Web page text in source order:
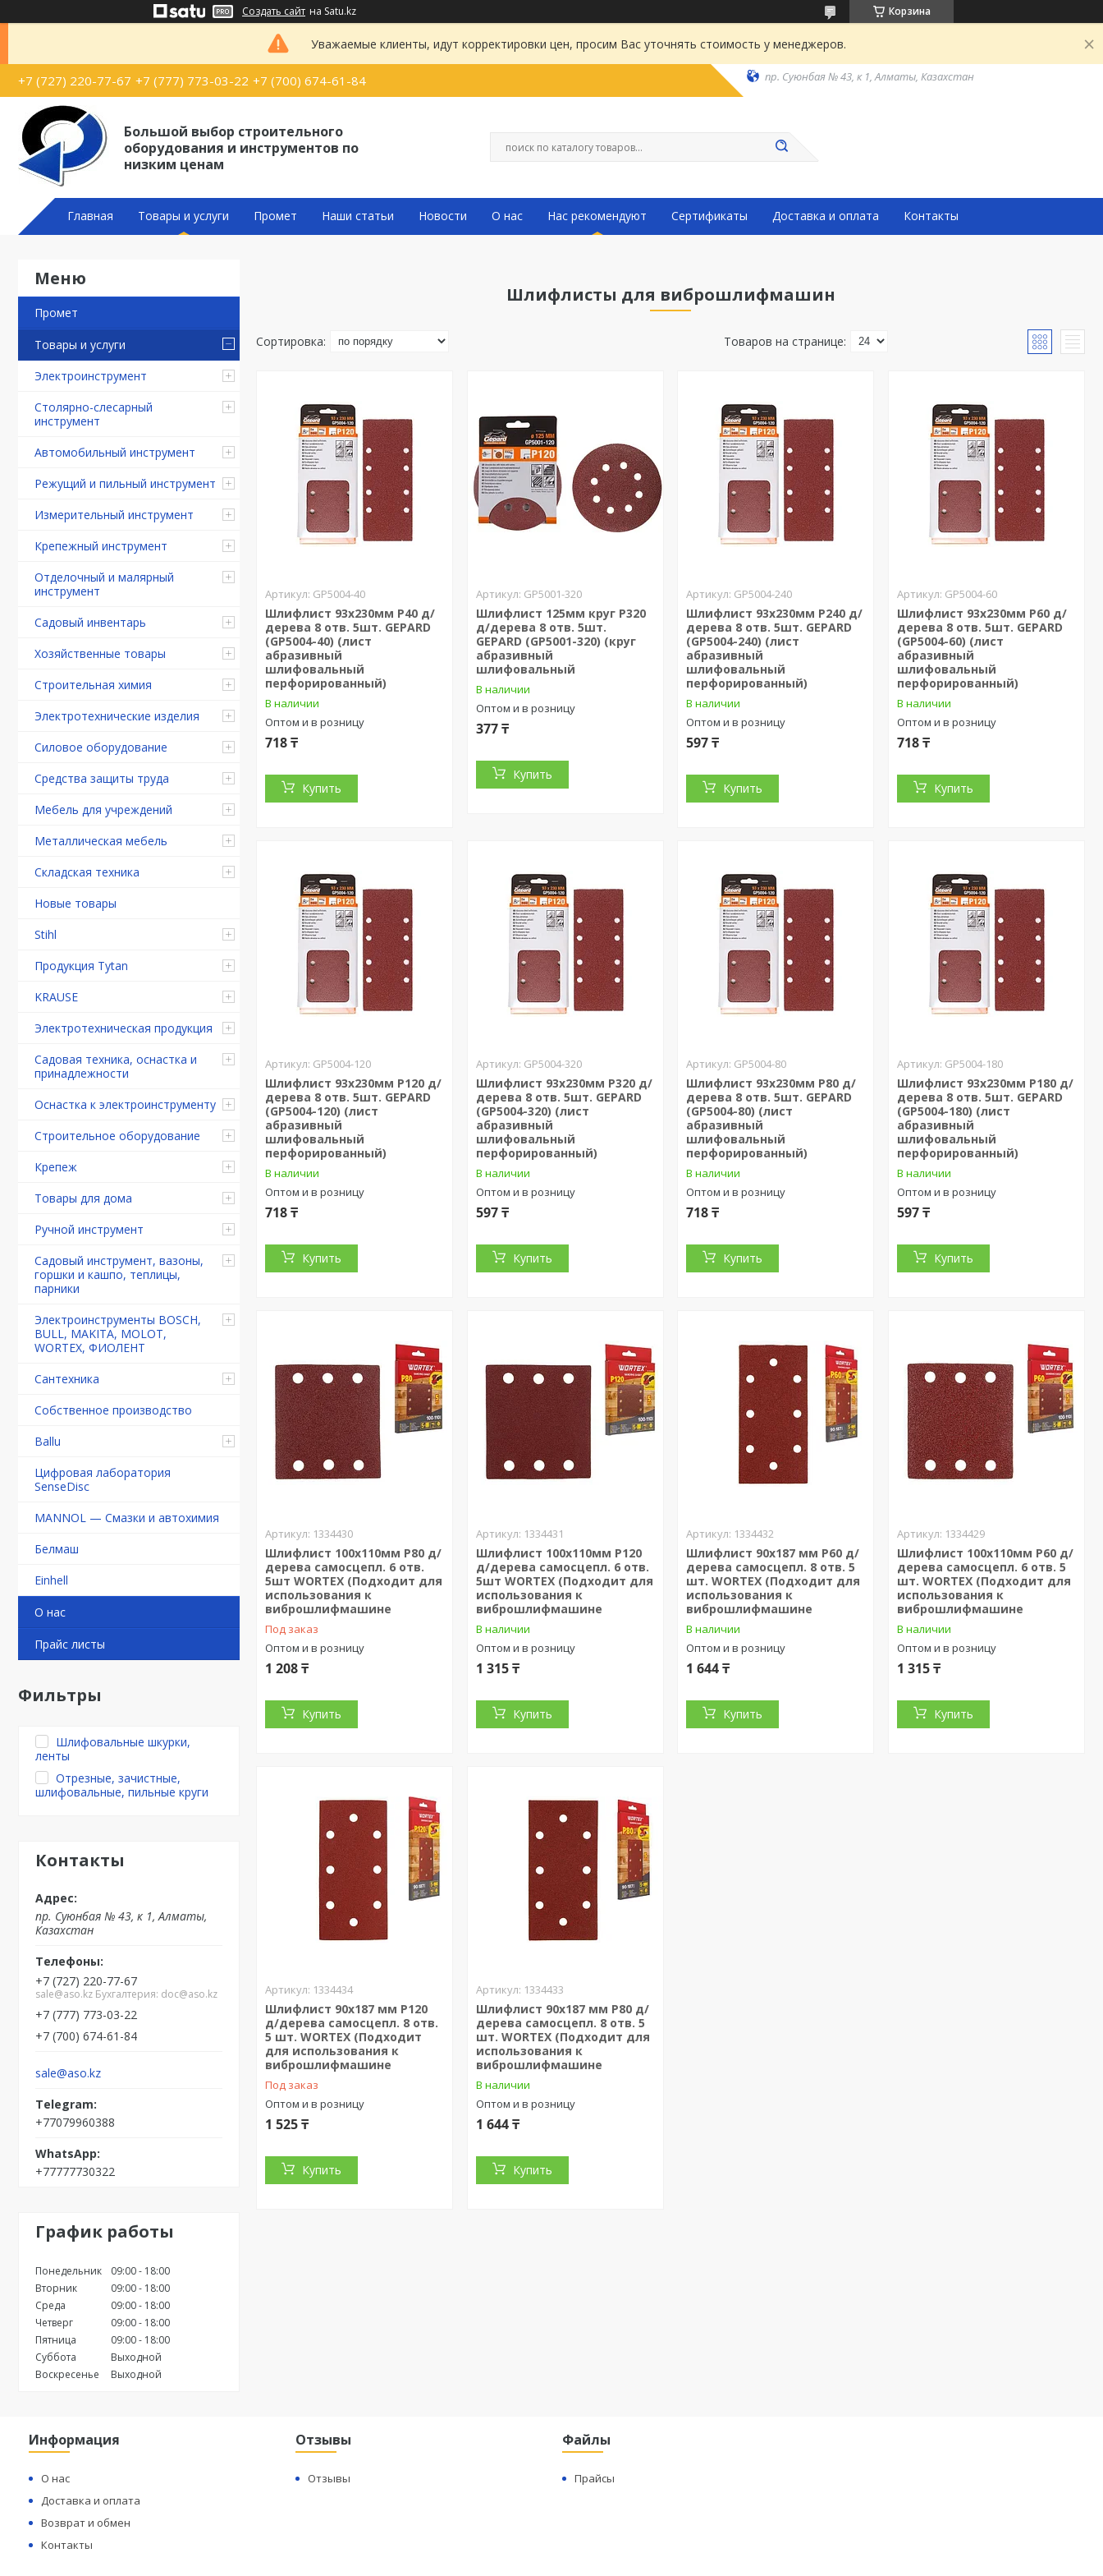
Создать сайт на Satu.kz Корзина
Уважаемые клиенты, идут корректировки цен, просим Вас уточнять стоимость у менеджеров.
+7 (727) 220-77-67 +7 (777) 773-03-22 +7 (700) 674-61-84 пр. Суюнбая № 43, к 1, Алматы, Казахстан
Большой выбор строительного
оборудования и инструментов по
низким ценам
Главная Товары и услуги Промет Наши статьи Новости О нас Нас рекомендуют Сертификаты Доставка и оплата Контакты
Промет
Товары и услуги
Электроинструмент
Столярно-слесарный
инструмент
Автомобильный инструмент
Режущий и пильный инструмент
Измерительный инструмент
Крепежный инструмент
Отделочный и малярный
инструмент
Садовый инвентарь
Хозяйственные товары
Строительная химия
Электротехнические изделия
Силовое оборудование
Средства защиты труда
Мебель для учреждений
Металлическая мебель
Складская техника
Новые товары
Stihl
Продукция Tytan
KRAUSE
Электротехническая продукция
Садовая техника, оснастка и
принадлежности
Оснастка к электроинструменту
Строительное оборудование
Крепеж
Товары для дома
Ручной инструмент
Садовый инструмент, вазоны,
горшки и кашпо, теплицы,
парники
Электроинструменты BOSCH,
BULL, MAKITA, MOLOT,
WORTEX, ФИОЛЕНТ
Сантехника
Собственное производство
Ballu
Цифровая лаборатория
SenseDisc
MANNOL — Смазки и автохимия
Белмаш
Einhell
О нас
Прайс листы
Фильтры
Шлифовальные шкурки,
ленты
Отрезные, зачистные,
шлифовальные, пильные круги
Контакты
пр. Суюнбая № 43, к 1, Алматы,
Казахстан
+7 (727) 220-77-67
sale@aso.kz Бухгалтерия: doc@aso.kz
+7 (777) 773-03-22
+7 (700) 674-61-84
sale@aso.kz
+77079960388
+77777730322
График работы
Понедельник 09:00
18:00
Вторник
09:00
18:00
Среда
09:00
18:00
Четверг
09:00
18:00
Пятница
09:00
18:00
Суббота
Выходной
Воскресенье
Выходной
Шлифлисты для виброшлифмашин
GP5004-40
Шлифлист 93х230мм Р40 д/
дерева 8 отв. 5шт. GEPARD
(GP5004-40) (лист
абразивный
шлифовальный
перфорированный)
В наличии
Оптом и в розницу
718 ₸
Купить
GP5001-320
Шлифлист 125мм круг Р320
д/дерева 8 отв. 5шт.
GEPARD (GP5001-320) (круг
абразивный
шлифовальный
В наличии
Оптом и в розницу
377 ₸
Купить
GP5004-240
Шлифлист 93х230мм Р240 д/
дерева 8 отв. 5шт. GEPARD
(GP5004-240) (лист
абразивный
шлифовальный
перфорированный)
В наличии
Оптом и в розницу
597 ₸
Купить
GP5004-60
Шлифлист 93х230мм Р60 д/
дерева 8 отв. 5шт. GEPARD
(GP5004-60) (лист
абразивный
шлифовальный
перфорированный)
В наличии
Оптом и в розницу
718 ₸
Купить
GP5004-120
Шлифлист 93х230мм Р120 д/
дерева 8 отв. 5шт. GEPARD
(GP5004-120) (лист
абразивный
шлифовальный
перфорированный)
В наличии
Оптом и в розницу
718 ₸
Купить
GP5004-320
Шлифлист 93х230мм Р320 д/
дерева 8 отв. 5шт. GEPARD
(GP5004-320) (лист
абразивный
шлифовальный
перфорированный)
В наличии
Оптом и в розницу
597 ₸
Купить
GP5004-80
Шлифлист 93х230мм Р80 д/
дерева 8 отв. 5шт. GEPARD
(GP5004-80) (лист
абразивный
шлифовальный
перфорированный)
В наличии
Оптом и в розницу
718 ₸
Купить
GP5004-180
Шлифлист 93х230мм Р180 д/
дерева 8 отв. 5шт. GEPARD
(GP5004-180) (лист
абразивный
шлифовальный
перфорированный)
В наличии
Оптом и в розницу
597 ₸
Купить
1334430
Шлифлист 100х110мм Р80 д/
дерева самосцепл. 6 отв.
5шт WORTEX (Подходит для
использования к
виброшлифмашине
Под заказ
Оптом и в розницу
1 208 ₸
Купить
1334431
Шлифлист 100х110мм Р120
д/дерева самосцепл. 6 отв.
5шт WORTEX (Подходит для
использования к
виброшлифмашине
В наличии
Оптом и в розницу
1 315 ₸
Купить
1334432
Шлифлист 90х187 мм Р60 д/
дерева самосцепл. 8 отв. 5
шт. WORTEX (Подходит для
использования к
виброшлифмашине
В наличии
Оптом и в розницу
1 644 ₸
Купить
1334429
Шлифлист 100х110мм Р60 д/
дерева самосцепл. 6 отв. 5
шт. WORTEX (Подходит для
использования к
виброшлифмашине
В наличии
Оптом и в розницу
1 315 ₸
Купить
1334434
Шлифлист 90х187 мм Р120
д/дерева самосцепл. 8 отв.
5 шт. WORTEX (Подходит
для использования к
виброшлифмашине
Под заказ
Оптом и в розницу
1 525 ₸
Купить
1334433
Шлифлист 90х187 мм Р80 д/
дерева самосцепл. 8 отв. 5
шт. WORTEX (Подходит для
использования к
виброшлифмашине
В наличии
Оптом и в розницу
1 644 ₸
Купить
Информация
О нас
Доставка и оплата
Возврат и обмен
Контакты
Отзывы
Отзывы
Файлы
Прайсы